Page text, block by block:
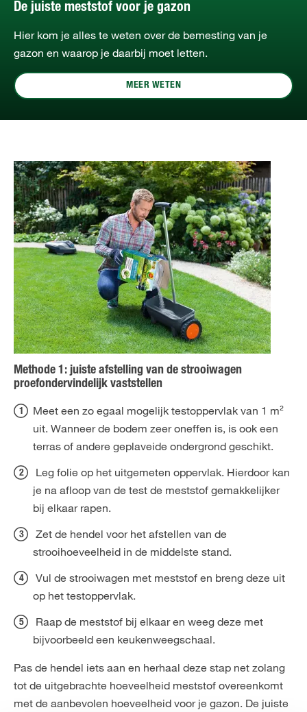
De juiste meststof voor je gazon
Hier kom je alles te weten over de bemesting van je
gazon en waarop je daarbij moet letten.
MEER WETEN
Methode 1: juiste afstelling van de strooiwagen
proefondervindelijk vaststellen
Meet een zo egaal mogelijk testoppervlak van 1 m²
uit. Wanneer de bodem zeer oneffen is, is ook een
terras of andere geplaveide ondergrond geschikt.
Leg folie op het uitgemeten oppervlak. Hierdoor kan
je na afloop van de test de meststof gemakkelijker
bij elkaar rapen.
Zet de hendel voor het afstellen van de
strooihoeveelheid in de middelste stand.
Vul de strooiwagen met meststof en breng deze uit
op het testoppervlak.
Raap de meststof bij elkaar en weeg deze met
bijvoorbeeld een keukenweegschaal.
Pas de hendel iets aan en herhaal deze stap net zolang
tot de uitgebrachte hoeveelheid meststof overeenkomt
met de aanbevolen hoeveelheid voor je gazon. De juiste